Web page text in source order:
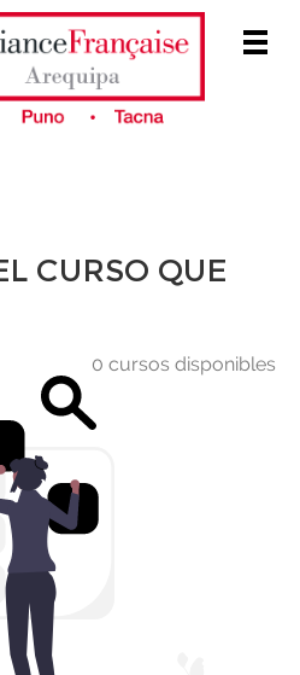
CURSO QUE
0 cursos disponibles